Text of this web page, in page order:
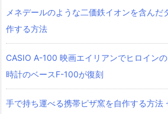
メネデールのような二価鉄イオンを含んだ
作する方法
CASIO A-100 映画エイリアンでヒロイン
時計のベースF-100が復刻
手で持ち運べる携帯ピザ窯を自作する方法